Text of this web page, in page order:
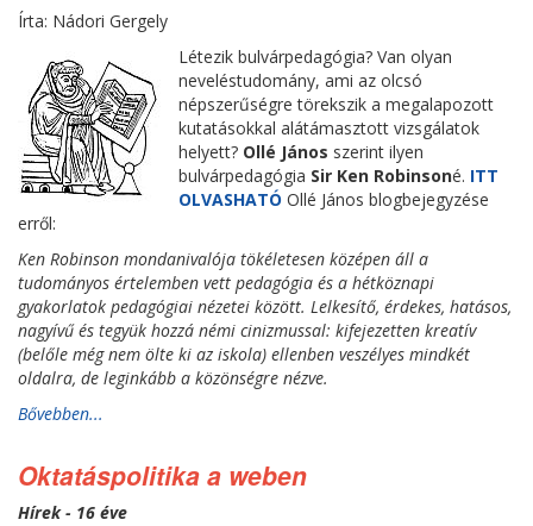
Írta: Nádori Gergely
Létezik bulvárpedagógia? Van olyan
neveléstudomány, ami az olcsó
népszerűségre törekszik a megalapozott
kutatásokkal alátámasztott vizsgálatok
helyett? Ollé János szerint ilyen
bulvárpedagógia Sir Ken Robinsoné. ITT
OLVASHATÓ Ollé János blogbejegyzése
erről:
Ken Robinson mondanivalója tökéletesen középen áll a
tudományos értelemben vett pedagógia és a hétköznapi
gyakorlatok pedagógiai nézetei között. Lelkesítő, érdekes, hatásos,
nagyívű és tegyük hozzá némi cinizmussal: kifejezetten kreatív
(belőle még nem ölte ki az iskola) ellenben veszélyes mindkét
oldalra, de leginkább a közönségre nézve.
Bővebben...
Oktatáspolitika a weben
Hírek - 16 éve